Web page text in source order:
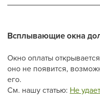
Всплывающие окна
Окно оплаты
оно не появится,
его.
См. нашу статью: Не